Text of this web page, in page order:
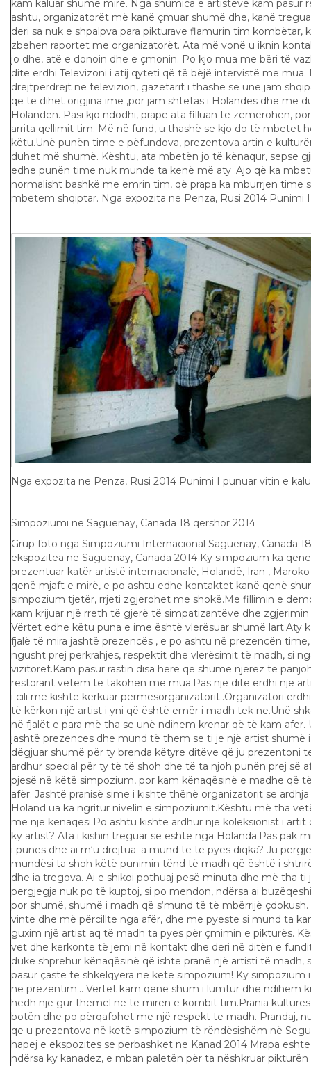
kam kaluar shumë mirë. Nga shumica e artistëve kam pasur
ashtu, organizatorët më kanë çmuar shumë dhe, kanë
deri sa nuk e shpalpva para pikturave flamurin tim kombëtar,
zbehen raportet me organizatorët. Ata më vonë u iknin
jo dhe, atë e donoin dhe e çmonin. Po kjo mua me bëri të
dite erdhi Televizoni i atij qyteti që të bëjë intervistë me mua.
drejtpërdrejt në televizion, gazetarit i thashë se unë jam
që të dihet origjina ime ,por jam shtetas i Holandës dhe më
Holandën. Pasi kjo ndodhi, prapë ata filluan të zemërohen,
arrita qellimit tim. Më në fund, u thashë se kjo do të mbetet
këtu.Unë punën time e pëfundova, prezentova artin e
duhet më shumë. Kështu, ata mbetën jo të kënaqur, sepse
edhe punën time nuk munde ta kenë më aty .Ajo që ka
normalisht bashkë me emrin tim, që prapa ka mburrjen time
mbetem shqiptar. Nga expozita ne Penza, Rusi 2014 Punimi
Nga expozita ne Penza, Rusi 2014 Punimi I punuar vitin e
Simpoziumi ne Saguenay, Canada 18 qershor 2014
Grup foto nga Simpoziumi Internacional Saguenay, Canada
ekspozitea ne Saguenay, Canada 2014 Ky simpozium ka
prezentuar katër artistë internacionalë, Holandë, Iran ,
qenë mjaft e mirë, e po ashtu edhe kontaktet kanë qenë
simpozium tjetër, rrjeti zgjerohet me shokë.Me fillimin e
kam krijuar një rreth të gjerë të simpatizantëve dhe
Vërtet edhe këtu puna e ime është vlerësuar shumë lart.Aty
fjalë të mira jashtë prezencës , e po ashtu në prezencën
ngusht prej perkrahjes, respektit dhe vlerësimit të madh, si
vizitorët.Kam pasur rastin disa herë që shumë njerëz të
restorant vetëm të takohen me mua.Pas një dite erdhi një
i cili më kishte kërkuar përmesorganizatorit..Organizatori
të kërkon një artist i yni që është emër i madh tek ne.Unë
në fjalët e para më tha se unë ndihem krenar që të kam afer.
jashtë prezences dhe mund të them se ti je një artist shumë
dëgjuar shumë për ty brenda këtyre ditëve që ju prezentoni
ardhur special për ty të të shoh dhe të ta njoh punën prej së
pjesë në këtë simpozium, por kam kënaqësinë e madhe që
afër. Jashtë pranisë sime i kishte thënë organizatorit se
Holand ua ka ngritur nivelin e simpoziumit.Kështu më tha
me një kënaqësi.Po ashtu kishte ardhur një koleksionist i
ky artist? Ata i kishin treguar se është nga Holanda.Pas pak
i punës dhe ai m‘u drejtua: a mund të të pyes diqka? Ju
mundësi ta shoh këtë punimin tënd të madh që është i
dhe ia tregova. Ai e shikoi pothuaj pesë minuta dhe më tha ti
pergjegja nuk po të kuptoj, si po mendon, ndërsa ai
por shumë, shumë i madh që s‘mund të të mbërrijë
vinte dhe më përcillte nga afër, dhe me pyeste si mund ta
guxim një artist aq të madh ta pyes për çmimin e pikturës.
vet dhe kerkonte të jemi në kontakt dhe deri në ditën e
duke shprehur kënaqësinë që ishte pranë një artisti të madh,
pasur çaste të shkëlqyera në këtë simpozium! Ky
në prezentim… Vërtet kam qenë shum i lumtur dhe ndihem
hedh një gur themel në të mirën e kombit tim.Prania
botën dhe po përqafohet me një respekt te madh. Prandaj,
qe u prezentova në ketë simpozium të rëndësishëm në
hapej e ekspozites se perbashket ne Kanad 2014 Mrapa
ndërsa ky kanadez, e mban paletën për ta nëshkruar